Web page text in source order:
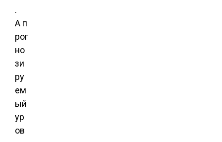
.
А п
рог
но
зи
ру
ем
ый
ур
ов